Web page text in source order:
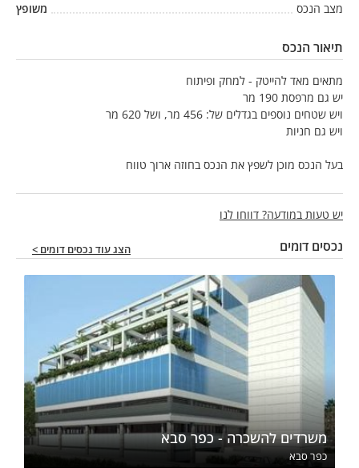
מצב הנכס
משופץ
תיאור הנכס
מתאים מאד להייטק - למחק ופיתוח
יש גם מרפסת 190 מר
ויש שטחים נוספים בגדלים של: 456 מר, ושל 620 מר
ויש גם חניות
בעל הנכס מוכן לשפץ את הנכס בחוזה ארוך טווח
יש טעות במודעה? דווחו לנו
נכסים דומים הצג עוד נכסים דומים >
משרדים להשכרה - כפר סבא
כפר סבא